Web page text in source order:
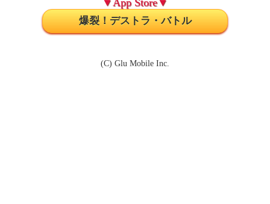
▼App Store▼
爆裂！デストラ・バトル
(C) Glu Mobile Inc.